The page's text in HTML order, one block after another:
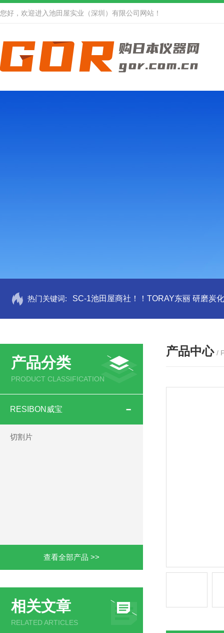
您好，欢迎进入池田屋实业（深圳）有限公司网站！
热门关键词: SC-1池田屋商社！！TORAY东丽 研磨炭
产品分类
PRODUCT CLASSIFICATION
RESIBON威宝
切割片
查看全部产品 >>
相关文章
RELATED ARTICLES
产品中心 /